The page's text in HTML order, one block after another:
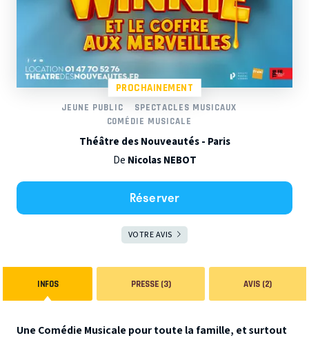
PROCHAINEMENT
JEUNE PUBLIC
SPECTACLES MUSICAUX
COMÉDIE MUSICALE
Théâtre des Nouveautés - Paris
De Nicolas NEBOT
Réserver
VOTRE AVIS
INFOS PRESSE (3) AVIS (2)
Une Comédie Musicale pour toute la famille, et surtout